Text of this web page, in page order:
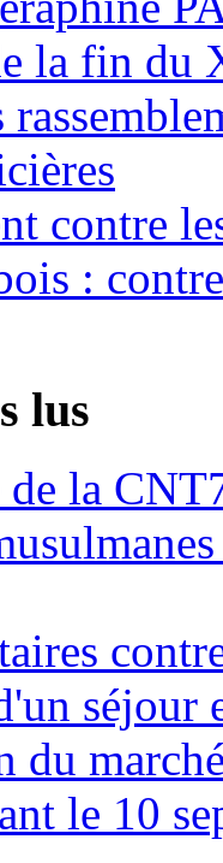
la fin du
contre
:
lus
la
séjour
du
le 10